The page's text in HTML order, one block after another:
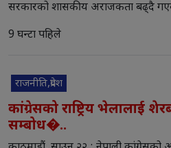
सरकारको शासकीय अराजकता बढ्दै
9 घन्टा पहिले
राजनीति,प्रदेश
कांग्रेसको राष्ट्रिय भेलालाई
सम्बोध�..